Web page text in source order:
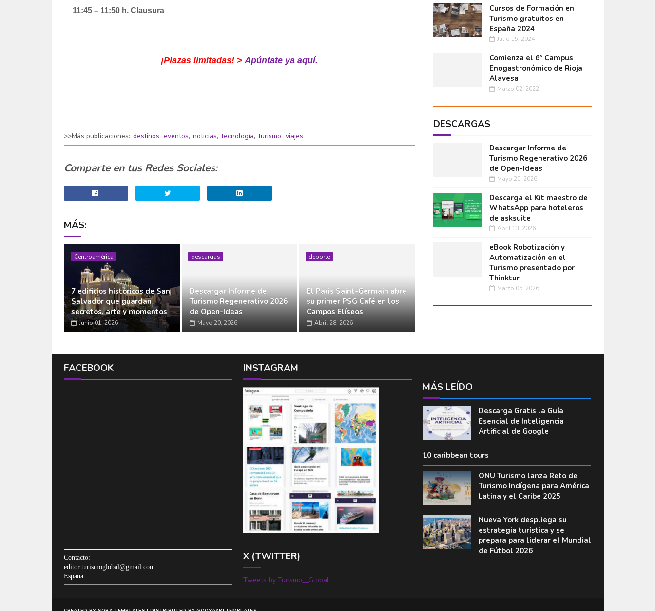
11:45 – 11:50 h. Clausura
¡Plazas limitadas! > Apúntate ya aquí.
>>Más publicaciones: destinos, eventos, noticias, tecnología, turismo, viajes
Comparte en tus Redes Sociales:
MÁS:
Centroamérica
7 edificios históricos de San
Salvador que guardan
secretos, arte y momentos
Junio 01, 2026
descargas
Descargar Informe de
Turismo Regenerativo 2026
de Open-Ideas
Mayo 20, 2026
deporte
El Paris Saint-Germain abre
su primer PSG Café en los
Campos Elíseos
Abril 28, 2026
Cursos de Formación en
Turismo gratuitos en
España 2024
Julio 15, 2024
Comienza el 6º Campus
Enogastronómico de Rioja
Alavesa
Marzo 02, 2022
DESCARGAS
Descargar Informe de
Turismo Regenerativo 2026
de Open-Ideas
Mayo 20, 2026
Descarga el Kit maestro de
WhatsApp para hoteleros
de asksuite
Abril 13, 2026
eBook Robotización y
Automatización en el
Turismo presentado por
Thinktur
Marzo 06, 2026
FACEBOOK
Contacto:
editor.turismoglobal@gmail.com
España
INSTAGRAM
X (TWITTER)
Tweets by Turismo__Global
MÁS LEÍDO
Descarga Gratis la Guía
Esencial de Inteligencia
Artificial de Google
10 caribbean tours
ONU Turismo lanza Reto de
Turismo Indígena para América
Latina y el Caribe 2025
Nueva York despliega su
estrategia turística y se
prepara para liderar el Mundial
de Fútbol 2026